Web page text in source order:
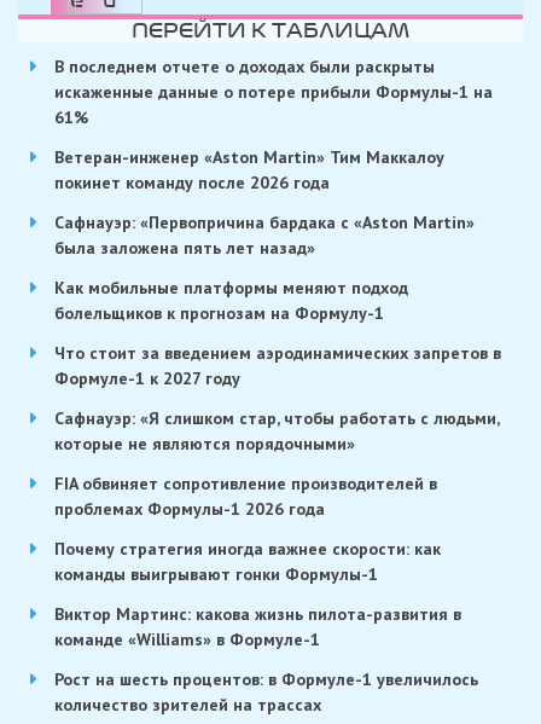
ПЕРЕЙТИ К ТАБЛИЦАМ
В последнем отчете о доходах были раскрыты
искаженные данные о потере прибыли Формулы-1 на
61%
Ветеран-инженер «Aston Martin» Тим Маккалоу
покинет команду после 2026 года
Сафнауэр: «Первопричина бардака с «Aston Martin»
была заложена пять лет назад»
Как мобильные платформы меняют подход
болельщиков к прогнозам на Формулу-1
Что стоит за введением аэродинамических запретов в
Формуле-1 к 2027 году
Сафнауэр: «Я слишком стар, чтобы работать с людьми,
которые не являются порядочными»
FIA обвиняет сопротивление производителей в
проблемах Формулы-1 2026 года
Почему стратегия иногда важнее скорости: как
команды выигрывают гонки Формулы-1
Виктор Мартинс: какова жизнь пилота-развития в
команде «Williams» в Формуле-1
Рост на шесть процентов: в Формуле-1 увеличилось
количество зрителей на трассах